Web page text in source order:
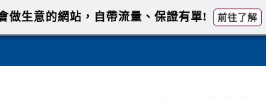
做生意的網站，自帶流量、保證有單! 前往了解